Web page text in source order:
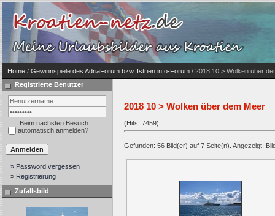
Home / Gewinnspiele des AdriaForum bzw. Istrien.info-Forum / 2018 10 > Wolken über
Registrierte Benutzer
Beim nächsten Besuch
automatisch anmelden?
» Password vergessen
» Registrierung
Zufallsbild
2018 10 > Wolken über dem Meer
(Hits: 7459)
Gefunden: 56 Bild(er) auf 7 Seite(n). Angezeigt: